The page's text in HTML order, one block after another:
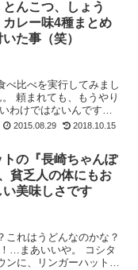
とんこつ、しょう
レー味4種まとめ
た事（笑）
べ比べを実行してみまし
2015.08.29 2018.10.15
トの『長崎ちゃんぽ
貧乏人の体にもお
美味しさです
これはうどんなのかな？
ンに、リンガーハットが